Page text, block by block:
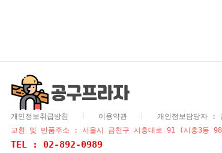
개인정보취급방침 이용약관
개인정보담당자 :
교환 및 반품주소 : 서울시 금천구 시흥대로 91 (시흥3동
TEL : 02-892-0989